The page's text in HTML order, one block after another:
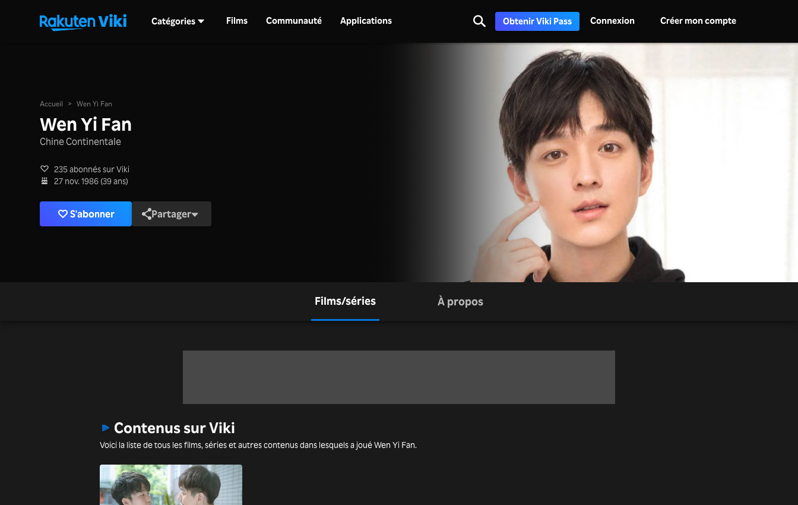
Catégories Films Communauté Applications Obtenir Viki Pass Connexion Créer mon compte
Accueil > Wen Yi Fan
Wen Yi Fan
Chine Continentale
235 abonnés sur Viki
27 nov. 1986 (39 ans)
S'abonner Partager
Films/séries À propos
Contenus sur Viki
Voici la liste de tous les films, séries et autres contenus dans lesquels a joué Wen Yi Fan.